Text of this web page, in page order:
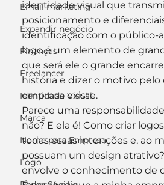
Email marketing
Expandir negócio
Finanças
Freelancer
Identidade Visual
Marca
Nome para Empresa
Logo
identidade visual que
posicionamento e
identificação com o público-
logo é um elemento de
que será ele o grande
história e dizer o motivo pelo
empresa existe.
Parece uma
não? E ela é! Como criar
todas essas intenções e, ao
possuam um design
envolve o conhecimento de